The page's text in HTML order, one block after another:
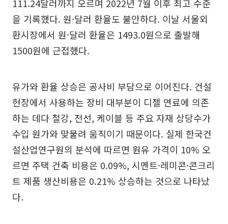
111.24달러까지 오르며 2022년 7월 이후 최고 수준
을 기록했다. 원·달러 환율도 불안하다. 이날 서울외
환시장에서 원·달러 환율은 1493.0원으로 출발해
1500원에 근접했다.
유가와 환율 상승은 공사비 부담으로 이어진다. 건설
현장에서 사용하는 장비 대부분이 디젤 연료에 의존
하는 데다 철강, 전선, 케이블 등 주요 자재 상당수가
수입 원가와 맞물려 움직이기 때문이다. 실제 한국건
설산업연구원의 분석에 따르면 원유 가격이 10% 오
르면 주택 건축 비용은 0.09%, 시멘트·레미콘·콘크리
트 제품 생산비용은 0.21% 상승하는 것으로 나타났
다.